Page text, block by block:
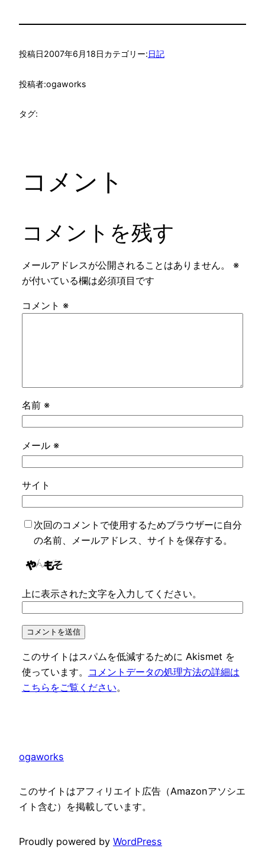
投稿日2007年6月18日カテゴリー:日記
投稿者:ogaworks
タグ:
コメント
コメントを残す
メールアドレスが公開されることはありません。
※
が付いている欄は必須項目です
コメント ※
名前 ※
メール ※
サイト
次回のコメントで使用するためブラウザーに自分
の名前、メールアドレス、サイトを保存する。
上に表示された文字を入力してください。
このサイトはスパムを低減するために Akismet を
使っています。
コメントデータの処理方法の詳細は
こちらをご覧ください。
ogaworks
このサイトはアフィリエイト広告（Amazonアソシエ
イト含む）を掲載しています。
Proudly powered by WordPress